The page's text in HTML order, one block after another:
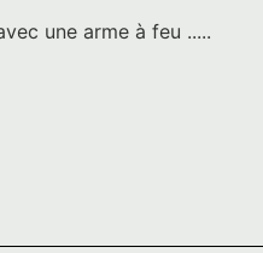
une arme à feu .....